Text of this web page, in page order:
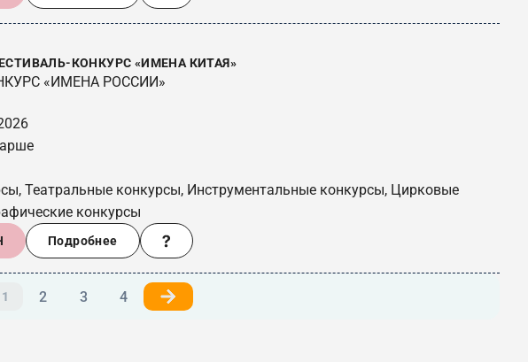
КОНКУРС «ИМЕНА КИТАЯ»
«ИМЕНА РОССИИ»
Театральные конкурсы, Инструментальные конкурсы, Цирковые
конкурсы
Подробнее
1 2 3 4